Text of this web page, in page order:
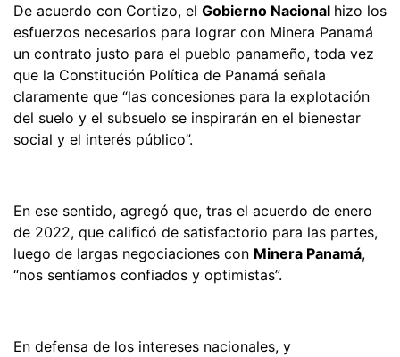
De acuerdo con Cortizo, el Gobierno Nacional hizo los
esfuerzos necesarios para lograr con Minera Panamá
un contrato justo para el pueblo panameño, toda vez
que la Constitución Política de Panamá señala
claramente que “las concesiones para la explotación
del suelo y el subsuelo se inspirarán en el bienestar
social y el interés público”.
En ese sentido, agregó que, tras el acuerdo de enero
de 2022, que calificó de satisfactorio para las partes,
luego de largas negociaciones con Minera Panamá,
“nos sentíamos confiados y optimistas”.
En defensa de los intereses nacionales, y